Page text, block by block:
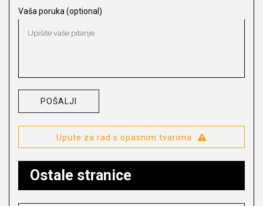
Vaša poruka (optional)
Upute za rad s opasnim tvarima
Ostale stranice